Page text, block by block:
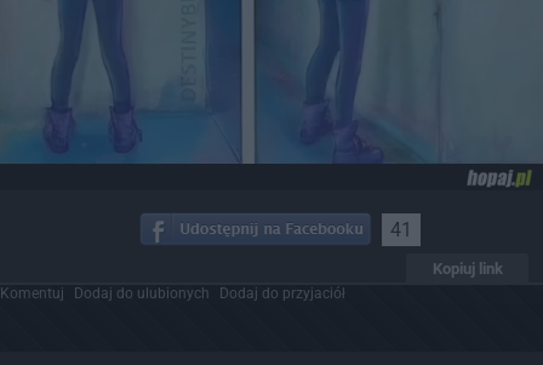
41
Kopiuj link
Komentuj Dodaj do ulubionych Dodaj do przyjaciół